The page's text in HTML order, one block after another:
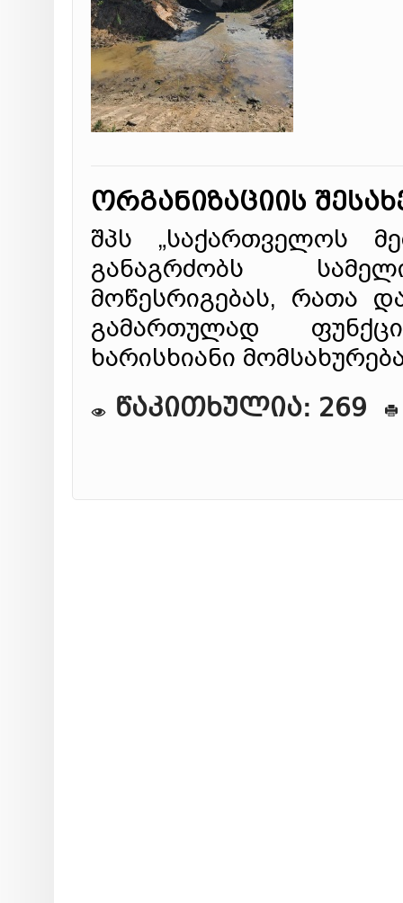
ორგანიზაციის
შპს „საქართველოს
განაგრძობს
მოწესრიგებას, რათა
გამართულად
ხარისხიანი
წაკითხულია: 269